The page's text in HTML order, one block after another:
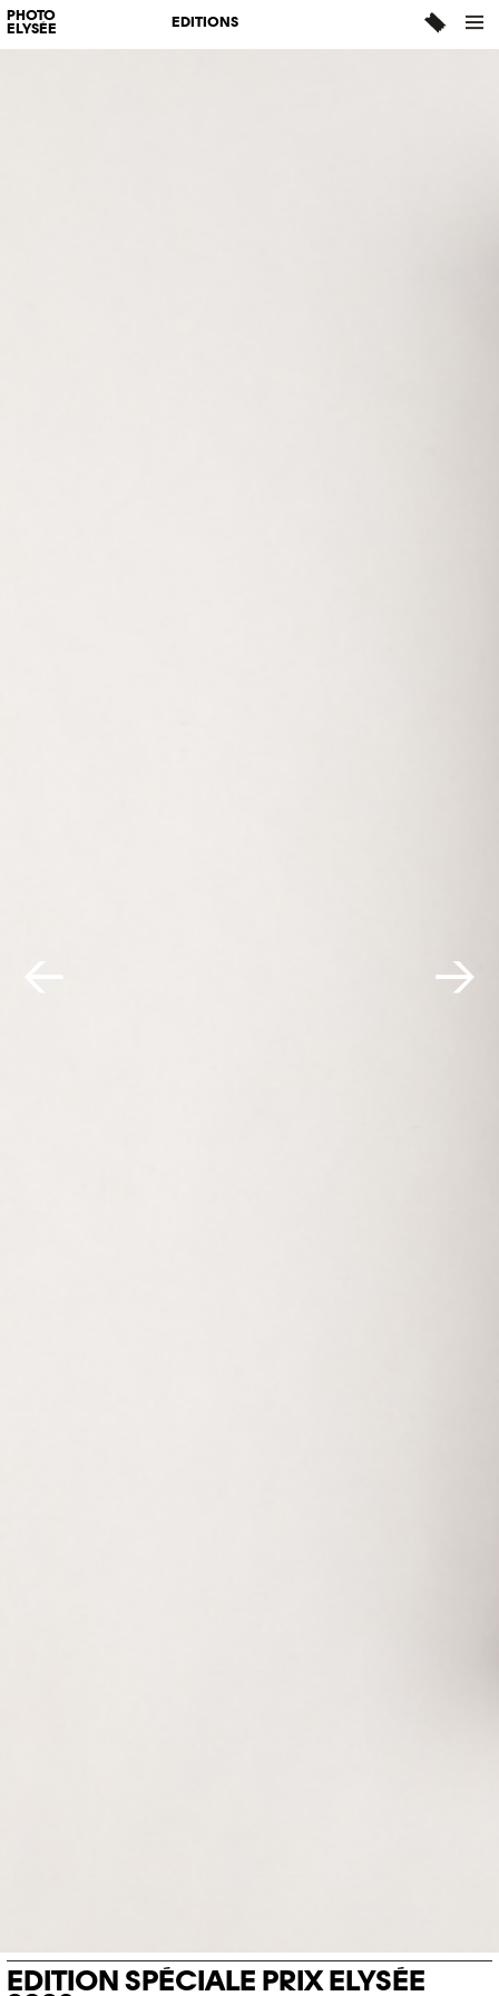
PHOTO
ELYSÉE
EDITIONS
EDITION SPÉCIALE PRIX ELYSÉE